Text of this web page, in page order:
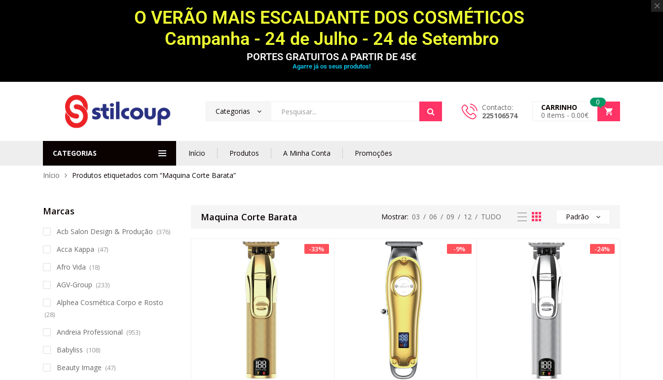
O VERÃO MAIS ESCALDANTE DOS COSMÉTICOS
Campanha - 24 de Julho - 24 de Setembro
PORTES GRATUITOS A PARTIR DE 45€
Agarre já os seus produtos!
Categorias
Contacto:
225106574
0
CARRINHO
0 items - 0.00€
CATEGORIAS Início Produtos A Minha Conta Promoções
Início Produtos etiquetados com “Maquina Corte Barata”
Maquina Corte Barata Mostrar: 03 / 06 / 09 / 12 / TUDO Padrão
-33% -9% -24%
Marcas
Acb Salon Design & Produção (376)
Acca Kappa (47)
Afro Vida (18)
AGV-Group (233)
Alphea Cosmética Corpo e Rosto
(28)
Andreia Professional (953)
Babyliss (108)
Beauty Image (47)